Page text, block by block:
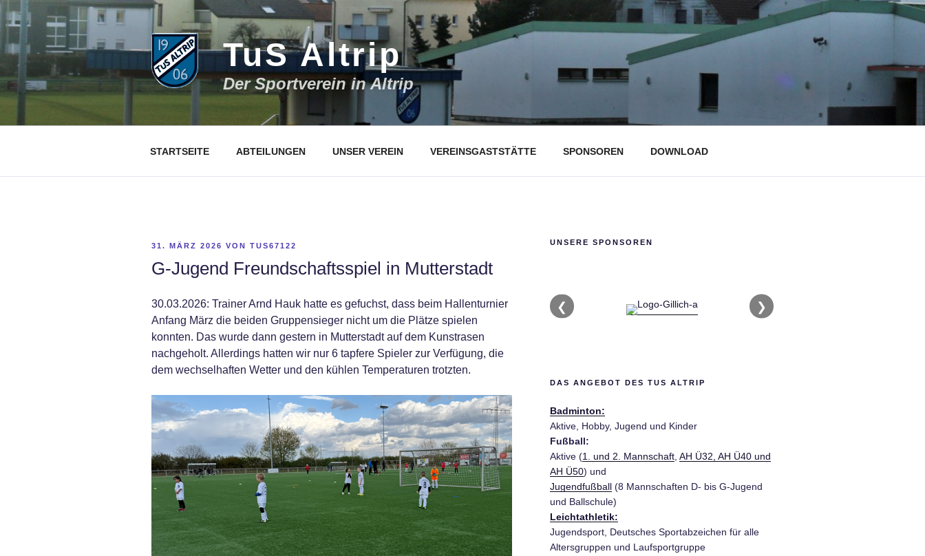
Zum
Inhalt
springen
TuS Altrip
Der Sportverein in Altrip
STARTSEITE ABTEILUNGEN UNSER VEREIN VEREINSGASTSTÄTTE SPONSOREN DOWNLOAD
VERÖFFENTLICHT
AM
31. MÄRZ 2026 VON TUS67122
G-Jugend Freundschaftsspiel in Mutterstadt
30.03.2026: Trainer Arnd Hauk hatte es gefuchst, dass beim Hallenturnier
Anfang März die beiden Gruppensieger nicht um die Plätze spielen
konnten. Das wurde dann gestern in Mutterstadt auf dem Kunstrasen
nachgeholt. Allerdings hatten wir nur 6 tapfere Spieler zur Verfügung, die
dem wechselhaften Wetter und den kühlen Temperaturen trotzten.
UNSERE SPONSOREN
❮ ❯
DAS ANGEBOT DES TUS ALTRIP
Badminton:
Aktive, Hobby, Jugend und Kinder
Fußball:
Aktive (1. und 2. Mannschaft, AH Ü32, AH Ü40 und
AH Ü50) und
Jugendfußball(8 Mannschaften D- bis G-Jugend
und Ballschule)
Leichtathletik:
Jugendsport, Deutsches Sportabzeichen für alle
Altersgruppen und Laufsportgruppe